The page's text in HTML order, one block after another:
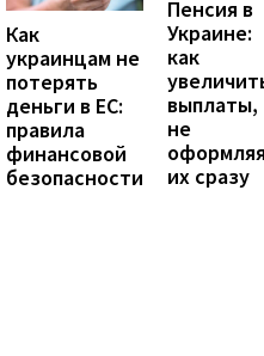
Как
украинцам не
потерять
деньги в ЕС:
правила
финансовой
безопасности
Пенсия в
Украине:
как
выплаты,
не
их сразу